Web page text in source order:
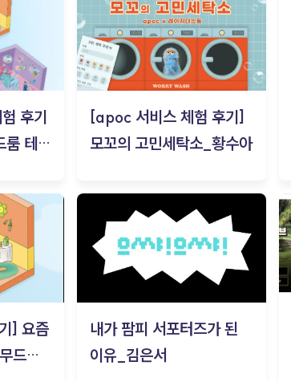
후기
룸 테스
[apoc 서비스 체험 후기]
모꼬의 고민세탁소_황수아
] 요즘
드룸
내가 팜피 서포터즈가 된
이유_김은서